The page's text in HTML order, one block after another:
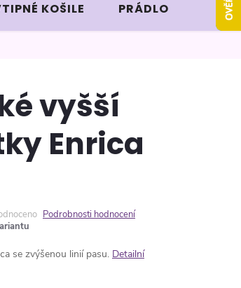
KOŠILE PRÁDLO
vyšší
Enrica
Podrobnosti hodnocení
se zvýšenou linií pasu. Detailní